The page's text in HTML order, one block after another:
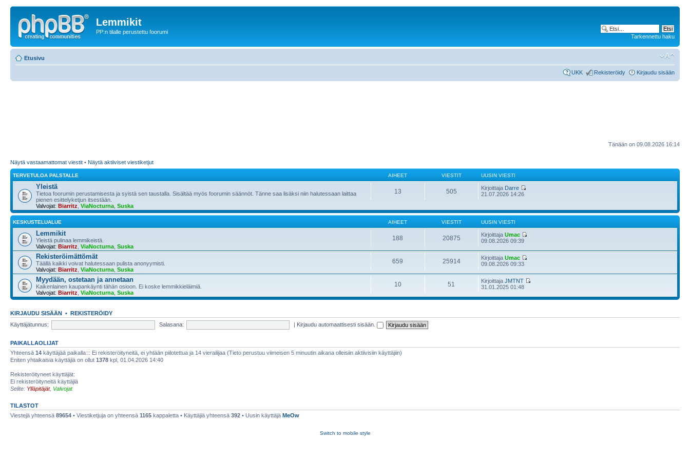
Lemmikit
PP:n tilalle perustettu foorumi
Tarkennettu haku
Etusivu
UKK Rekisteröidy Kirjaudu sisään
Tänään on 09.08.2026 16:14
Näytä vastaamattomat viestit • Näytä aktiiviset viestiketjut
TERVETULOA PALSTALLE AIHEET VIESTIT UUSIN VIESTI
Yleistä
Tietoa foorumin perustamisesta ja syistä sen taustalla. Sisältää myös foorumin säännöt. Tänne saa lisäksi niin halutessaan laittaa
pienen esittelyketjun itsestään.
Valvojat: Biarritz ViaNocturna Suska
13 505 Kirjoittaja Darre
21.07.2026 14:26
KESKUSTELUALUE AIHEET VIESTIT UUSIN VIESTI
Lemmikit
Yleistä pulinaa lemmikeistä.
Valvojat: Biarritz ViaNocturna Suska
188 20875 KirjoittajaUmac
09.08.2026 09:39
Rekisteröimättömät
Täällä kaikki voivat halutessaan pulista anonyymisti.
Valvojat: Biarritz ViaNocturna Suska
659 25914 KirjoittajaUmac
09.08.2026 09:33
Myydään, ostetaan ja annetaan
Kaikenlainen kaupankäynti tähän osioon. Ei koske lemmikkieläimiä.
Valvojat: Biarritz ViaNocturna Suska
10 51 KirjoittajaJMTNT
31.01.2025 01:48
KIRJAUDU SISÄÄN • REKISTERÖIDY
Käyttäjätunnus:
Salasana: | Kirjaudu automaattisesti sisään.
PAIKALLAOLIJAT
Yhteensä 14 käyttäjää paikalla :: Ei rekisteröityneitä, ei yhtään piilotettua ja 14 vierailijaa (Tieto perustuu viimeisen 5 minuutin aikana olleisiin aktiivisiin käyttäjiin)
Eniten yhtaikaisia käyttäjiä on ollut 1378 kpl, 01.04.2026 14:40
Rekisteröityneet käyttäjät:
Ei rekisteröityneitä käyttäjiä
Selite: Ylläpitäjät, Valvojat
TILASTOT
Viestejä yhteensä 89654 • Viestiketjuja on yhteensä 1165 kappaletta • Käyttäjiä yhteensä 392 • Uusin käyttäjä MeOw
Switch to mobile style